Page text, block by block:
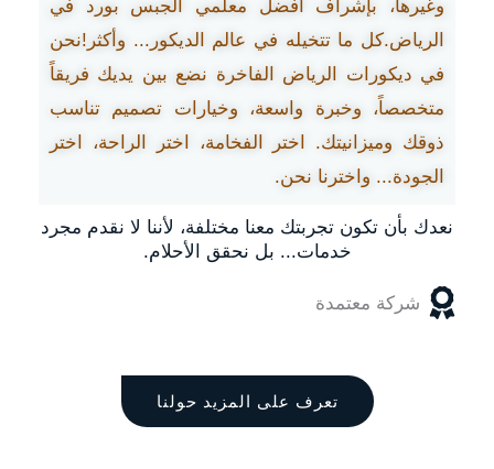
وغيرها، بإشراف أفضل معلمي الجبس بورد في
الرياض.كل ما تتخيله في عالم الديكور... وأكثر!نحن
في ديكورات الرياض الفاخرة نضع بين يديك فريقاً
متخصصاً، وخبرة واسعة، وخيارات تصميم تناسب
ذوقك وميزانيتك. اختر الفخامة، اختر الراحة، اختر
الجودة... واخترنا نحن.
نعدك بأن تكون تجربتك معنا مختلفة، لأننا لا نقدم مجرد
خدمات... بل نحقق الأحلام.
شركة معتمدة
تعرف على المزيد حولنا